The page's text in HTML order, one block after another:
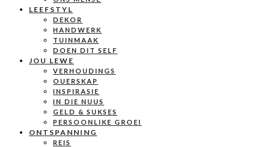
LEEFSTYL
DEKOR
HANDWERK
TUINMAAK
DOEN DIT SELF
JOU LEWE
VERHOUDINGS
OUERSKAP
INSPIRASIE
IN DIE NUUS
GELD & SUKSES
PERSOONLIKE GROEI
ONTSPANNING
REIS